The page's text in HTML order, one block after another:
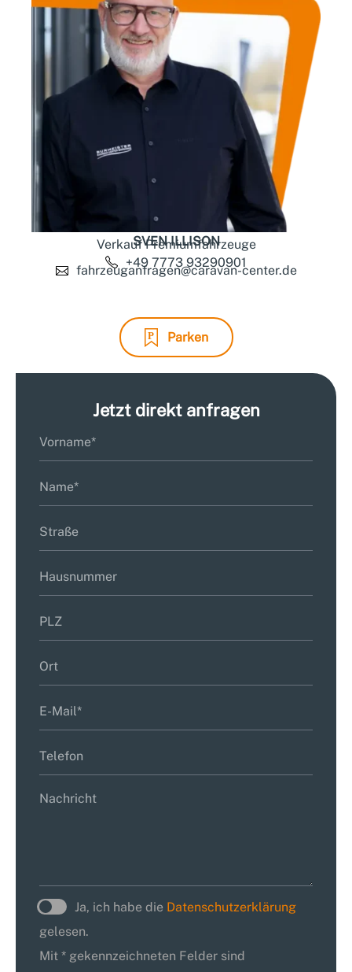
SVEN ILLISON
Verkauf Premiumfahrzeuge
+49 7773 93290901
fahrzeuganfragen@caravan-center.de
Parken
Jetzt direkt anfragen
Ja, ich habe die Datenschutzerklärung
gelesen.
Mit * gekennzeichneten Felder sind